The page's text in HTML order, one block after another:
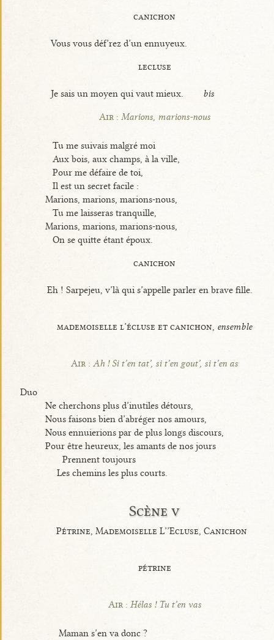
canichon
Vous vous déf’rez d’un ennuyeux.
lecluse
Je sais un moyen qui vaut mieux. bis
Air : Marions, marions-nous
Tu me suivais malgré moi
Aux bois, aux champs, à la ville,
Pour me défaire de toi,
Il est un secret facile :
Marions, marions, marions-nous,
Tu me laisseras tranquille,
Marions, marions, marions-nous,
On se quitte étant époux.
canichon
Eh ! Sarpejeu, v’là qui s’appelle parler en brave fille.
mademoiselle l’écluse et canichon, ensemble
Air :Ah ! Si t’en tat’, si t’en gout’, si t’en as
Duo
Ne cherchons plus d’inutiles détours,
Nous faisons bien d’abréger nos amours,
Nous ennuierions par de plus longs discours,
Pour être heureux, les amants de nos jours
Prennent toujours
Les chemins les plus courts.
Scène v
Pétrine, Mademoiselle L’’Ecluse, Canichon
pétrine
Air : Hélas ! Tu t’en vas
Maman s’en va donc ?